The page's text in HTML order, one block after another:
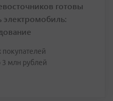
готовы
электромобиль:
млн рублей